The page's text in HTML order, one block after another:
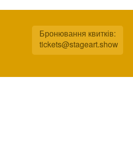
Бронювання квитків:
tickets@stageart.show